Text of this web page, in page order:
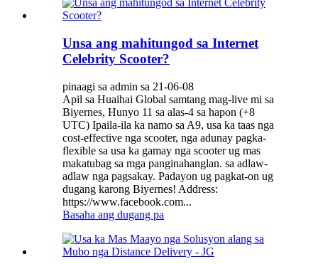
Unsa ang mahitungod sa Internet
Celebrity Scooter?
pinaagi sa admin sa 21-06-08
Apil sa Huaihai Global samtang mag-live mi sa
Biyernes, Hunyo 11 sa alas-4 sa hapon (+8
UTC) Ipaila-ila ka namo sa A9, usa ka taas nga
cost-effective nga scooter, nga adunay pagka-
flexible sa usa ka gamay nga scooter ug mas
makatubag sa mga panginahanglan. sa adlaw-
adlaw nga pagsakay. Padayon ug pagkat-on ug
dugang karong Biyernes! Address:
https://www.facebook.com...
Basaha ang dugang pa